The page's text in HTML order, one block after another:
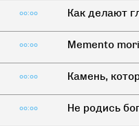
00:00 Как делают
00:00 Memento mori
00:00 Камень,
00:00 Не родись